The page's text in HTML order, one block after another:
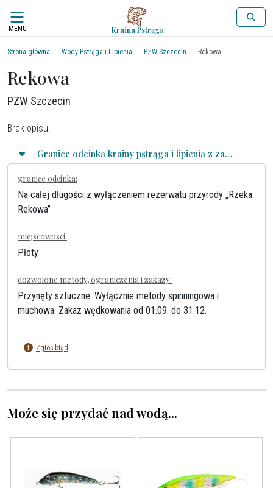
MENU Kraina Pstrąga
Strona główna Wody Pstrąga i Lipienia PZW Szczecin Rekowa
Rekowa
PZW Szczecin
Brak opisu.
Granice odcinka krainy pstrąga i lipienia z zasadami połowu
granice odcinka:
Na całej długości z wyłączeniem rezerwatu przyrody „Rzeka
Rekowa”
miejscowości:
Płoty
dozwolone metody, ograniczenia i zakazy:
Przynęty sztuczne. Wyłącznie metody spinningowa i
muchowa. Zakaz wędkowania od 01.09. do 31.12.
Zgłoś błąd
Może się przydać nad wodą...